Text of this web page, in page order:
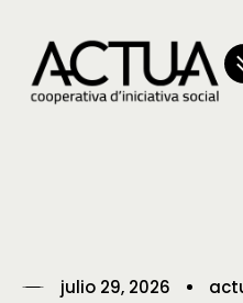
julio 29, 2026